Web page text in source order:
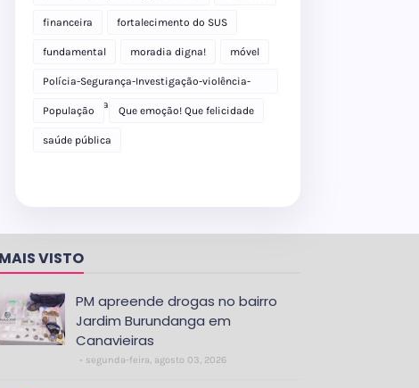
financeira fortalecimento do SUS
fundamental moradia digna! móvel
Polícia-Segurança-Investigação-violência-
Polícia Militar-delegacia
População Que emoção! Que felicidade
saúde pública
MAIS VISTO
PM apreende drogas no bairro
Jardim Burundanga em
Canavieiras
segunda-feira, agosto 03, 2026